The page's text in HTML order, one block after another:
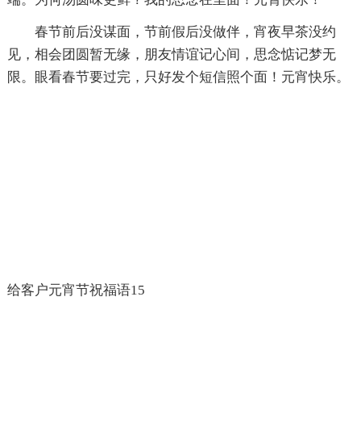
春节前后没谋面，节前假后没做伴，宵夜早茶没约
见，相会团圆暂无缘，朋友情谊记心间，思念惦记梦无
限。眼看春节要过完，只好发个短信照个面！元宵快乐。
给客户元宵节祝福语15